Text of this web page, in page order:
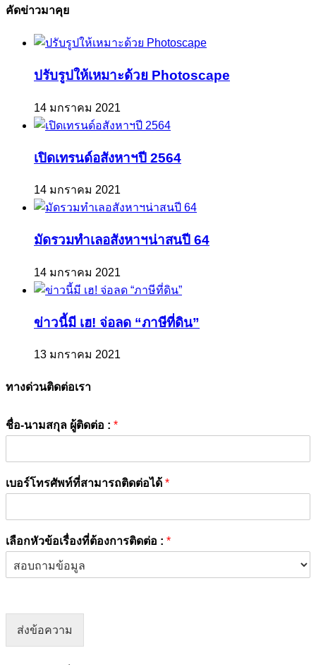
คัดข่าวมาคุย
ปรับรูปให้เหมาะด้วย Photoscape
14 มกราคม 2021
เปิดเทรนด์อสังหาฯปี 2564
14 มกราคม 2021
มัดรวมทำเลอสังหาฯน่าสนปี 64
14 มกราคม 2021
ข่าวนี้มี เฮ! จ่อลด “ภาษีที่ดิน”
13 มกราคม 2021
ทางด่วนติดต่อเรา
ชื่อ-นามสกุล ผู้ติดต่อ : *
เบอร์โทรศัพท์ที่สามารถติดต่อได้ *
เลือกหัวข้อเรื่องที่ต้องการติดต่อ : *
ส่งข้อความ